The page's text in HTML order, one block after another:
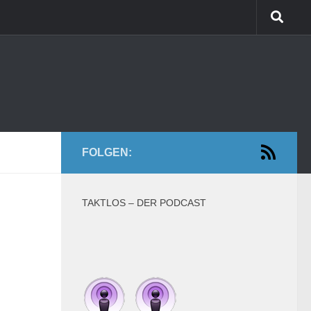
FOLGEN:
TAKTLOS – DER PODCAST